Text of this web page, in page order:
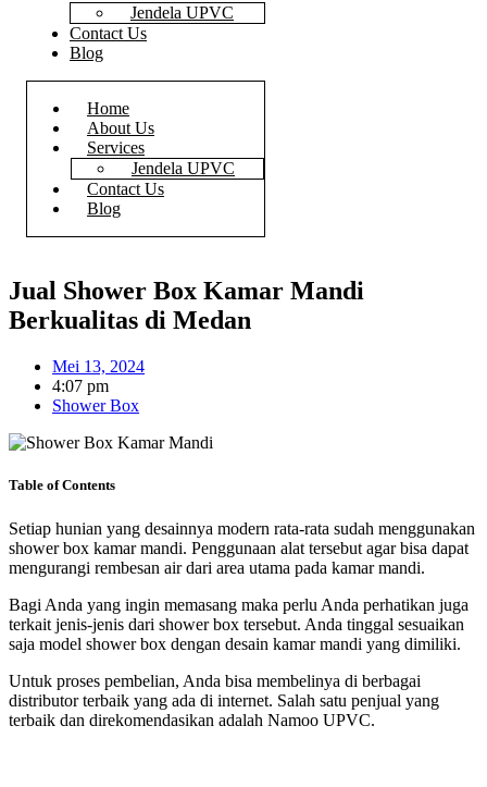
Jendela UPVC
Contact Us
Blog
Home
About Us
Services
Jendela UPVC
Contact Us
Blog
Jual Shower Box Kamar Mandi
Berkualitas di Medan
Mei 13, 2024
4:07 pm
Shower Box
Table of Contents
Setiap hunian yang desainnya modern rata-rata sudah menggunakan
shower box kamar mandi. Penggunaan alat tersebut agar bisa dapat
mengurangi rembesan air dari area utama pada kamar mandi.
Bagi Anda yang ingin memasang maka perlu Anda perhatikan juga
terkait jenis-jenis dari shower box tersebut. Anda tinggal sesuaikan
saja model shower box dengan desain kamar mandi yang dimiliki.
Untuk proses pembelian, Anda bisa membelinya di berbagai
distributor terbaik yang ada di internet. Salah satu penjual yang
terbaik dan direkomendasikan adalah Namoo UPVC.